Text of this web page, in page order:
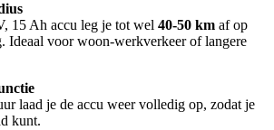
15 Ah accu leg je tot wel 40-50 km af op
Ideaal voor woon-werkverkeer of langere
laad je de accu weer volledig op, zodat je
kunt.